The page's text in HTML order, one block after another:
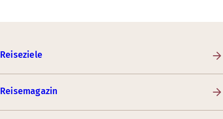
Reiseziele
Reisemagazin